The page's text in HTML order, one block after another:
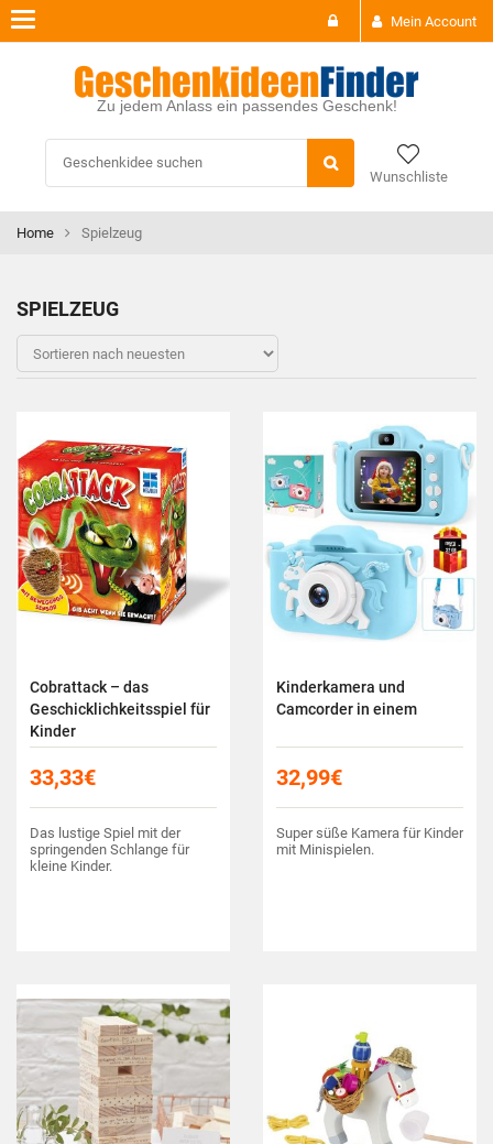
Mein Account
Zu jedem Anlass ein passendes Geschenk!
Wunschliste
Toggle
navigation
Home Spielzeug
SPIELZEUG
Cobrattack – das
Geschicklichkeitsspiel für
Kinder
33,33€
Das lustige Spiel mit der
springenden Schlange für
kleine Kinder.
Kinderkamera und
Camcorder in einem
32,99€
Super süße Kamera für Kinder
mit Minispielen.